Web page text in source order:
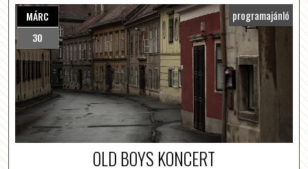
MÁRC
30
programajánló
OLD BOYS KONCERT